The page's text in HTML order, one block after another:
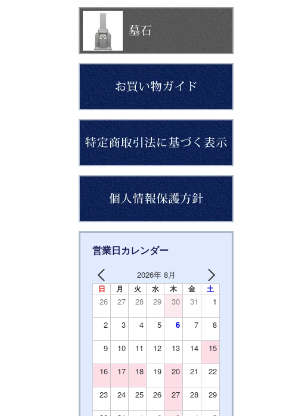
営業日カレンダー
2026年 8月
日 月 火 水 木 金 土
26 27 28 29 30 31 1
2 3 4 5 6 7 8
9 10 11 12 13 14 15
16 17 18 19 20 21 22
23 24 25 26 27 28 29